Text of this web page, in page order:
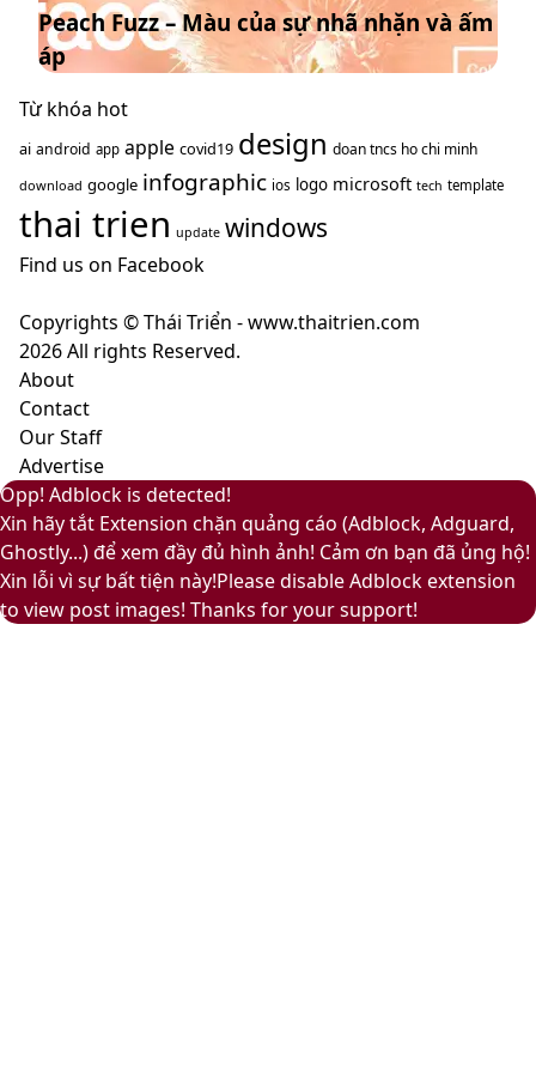
năm
2025
màu
nâu
cà
phê
mang
nghĩa
gì?
2024
–
Pantone
13-
Fuzz
–
của
nhã
nhặn
và
ấm
áp
Peach Fuzz – Màu của sự nhã nhặn và ấm
áp
Từ khóa hot
ai android app apple covid19 design doan tncs ho chi minh
download google infographic ios logo microsoft tech template
thai trien update windows
Find us on Facebook
Copyrights © Thái Triển - www.thaitrien.com
2026 All rights Reserved.
About
Contact
Our Staff
Advertise
Facebook
X
LinkedIn
YouTube
Google
Play
Back
to
top
button
Close
Opp! Adblock is detected!
Xin hãy tắt Extension chặn quảng cáo (Adblock, Adguard,
Ghostly...) để xem đầy đủ hình ảnh! Cảm ơn bạn đã ủng hộ!
Xin lỗi vì sự bất tiện này!Please disable Adblock extension
to view post images! Thanks for your support!